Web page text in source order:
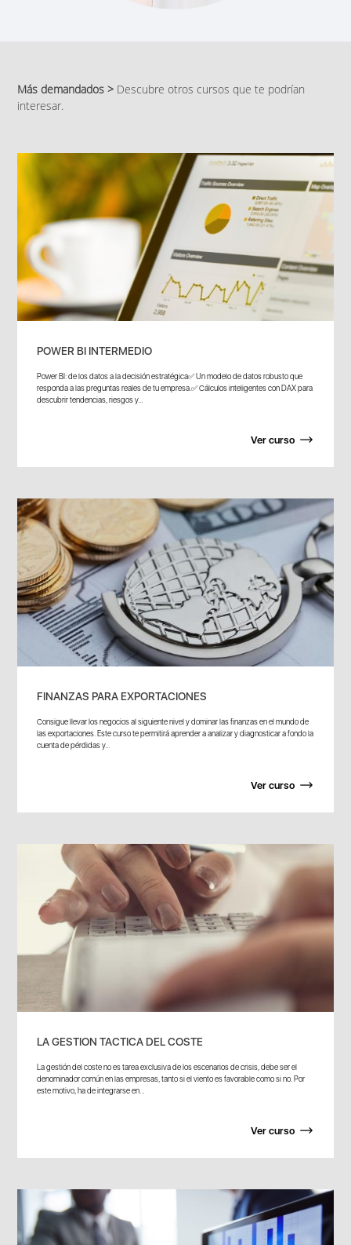
Más demandados > Descubre otros cursos que te podrían
interesar.
POWER BI INTERMEDIO
Power BI: de los datos a la decisión estratégica✅ Un modelo de datos robusto que
responda a las preguntas reales de tu empresa.✅ Cálculos inteligentes con DAX para
descubrir tendencias, riesgos y...
Ver curso
FINANZAS PARA EXPORTACIONES
Consigue llevar los negocios al siguiente nivel y dominar las finanzas en el mundo de
las exportaciones. Este curso te permitirá aprender a analizar y diagnosticar a fondo la
cuenta de pérdidas y...
Ver curso
LA GESTION TACTICA DEL COSTE
La gestión del coste no es tarea exclusiva de los escenarios de crisis, debe ser el
denominador común en las empresas, tanto si el viento es favorable como si no. Por
este motivo, ha de integrarse en...
Ver curso